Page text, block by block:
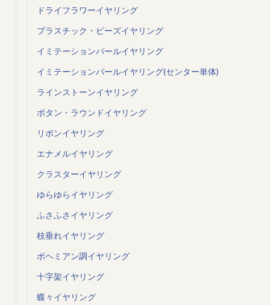
ドライフラワーイヤリング
プラスチック・ビーズイヤリング
イミテーションパールイヤリング
イミテーションパールイヤリング(センター単体)
ラインストーンイヤリング
ボタン・ラウンドイヤリング
リボンイヤリング
エナメルイヤリング
クラスターイヤリング
ゆらゆらイヤリング
ふさふさイヤリング
枝垂れイヤリング
ボヘミアン調イヤリング
十字架イヤリング
蝶々イヤリング